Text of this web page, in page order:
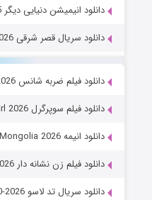
دانلود انیمیشن دنیایی دیگر Another World 2025
دانلود سریال قصر شرقی The East Palace 2026
دانلود فیلم ضربه شانس Lucky Strike 2026
دانلود فیلم سوپرگرل Supergirl 2026
دانلود انیمه Jaadugar: A Witch in Mongolia 2026
دانلود فیلم زن نشانه دار The Marked Woman 2026
دانلود سریال تد لاسو Ted Lasso 2020-2026